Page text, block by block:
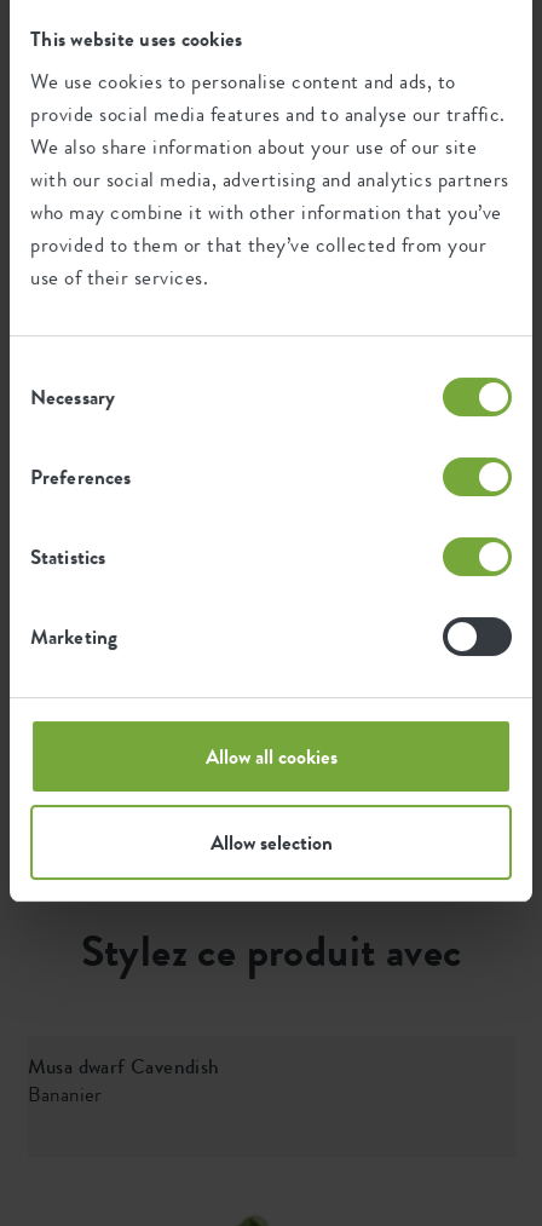
This website uses cookies
We use cookies to personalise content and ads, to
provide social media features and to analyse our traffic.
We also share information about your use of our site
with our social media, advertising and analytics partners
who may combine it with other information that you’ve
provided to them or that they’ve collected from your
use of their services.
Selection
Necessary
Preferences
Statistics
Marketing
Allow all cookies
Allow selection
C'est une promesse : ce n'est pas pour rien que vous
bénéficiez d'une garantie de 3 ans.
Votre plante se sentira chez elle
Ce pot est également très pratique. Grâce à sa forme et à
sa taille, il peut directement accueillir votre plante avec sa
cuve intérieure. Votre plante n'aura donc pas besoin de
terreau supplémentaire et se sentira tout de suite chez
elle, prête à grandir et à fleurir au maximum de son
Certifications Garantie
99 années
Protégé contre les UV
Résistant au gel
Émission moyenne de CO2 pour
L'émission par produit est basée sur l'émission totale
de CO2 du groupe elho. Pour calculer l'empreinte par
produit, nous divisons l'empreinte carbone totale par
le poids de chaque produit.
Source : Anthesis 2023
Stylez ce produit avec
Musa dwarf Cavendish
Bananier